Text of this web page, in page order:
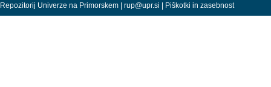
Repozitorij Univerze na Primorskem | rup@upr.si Piškotki in zasebnost